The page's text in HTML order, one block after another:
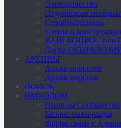
Электричество
Отделочные
Стройматериалы
Стены и конструкции
ВАШ ВОПРОС или
Доска
АРХИВЫ
Архив новостей
Архив опросов
ПОИСК
ИМХОДОМ
Правила Сообщества
Бизнес-интеграция
Форма связи с